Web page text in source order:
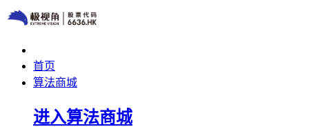
首页
算法商城
进入算法商城